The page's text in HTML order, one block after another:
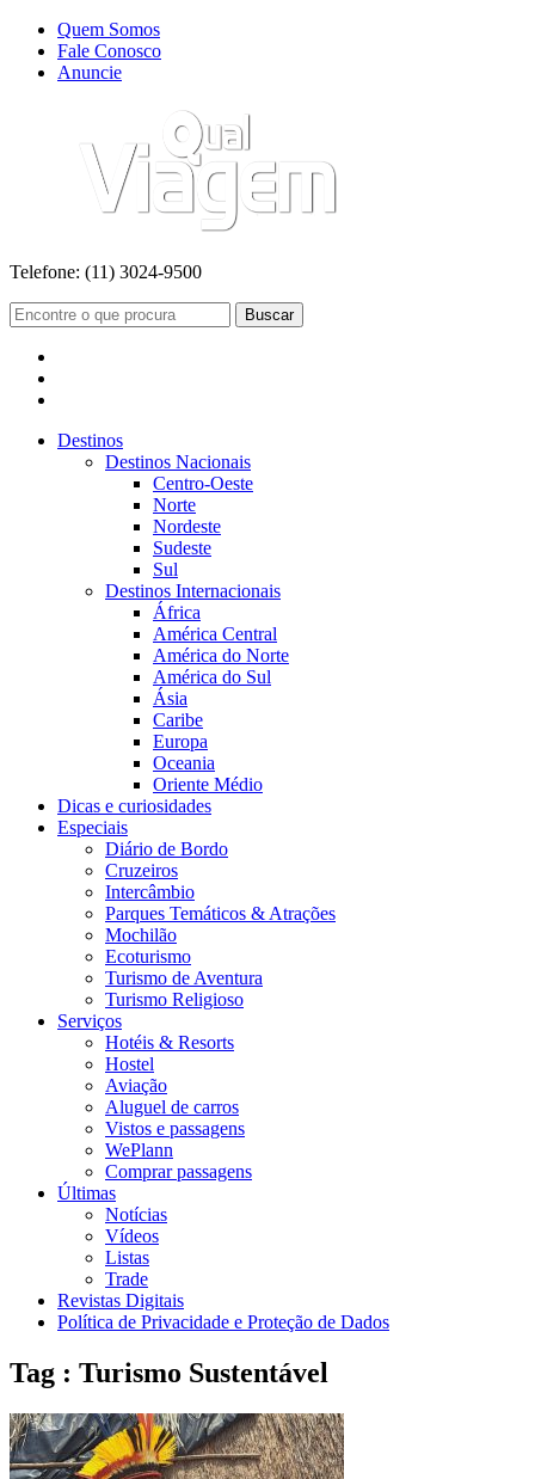
Quem Somos
Fale Conosco
Anuncie
Telefone: (11) 3024-9500
Buscar
Destinos
Destinos Nacionais
Centro-Oeste
Norte
Nordeste
Sudeste
Sul
Destinos Internacionais
África
América Central
América do Norte
América do Sul
Ásia
Caribe
Europa
Oceania
Oriente Médio
Dicas e curiosidades
Especiais
Diário de Bordo
Cruzeiros
Intercâmbio
Parques Temáticos & Atrações
Mochilão
Ecoturismo
Turismo de Aventura
Turismo Religioso
Serviços
Hotéis & Resorts
Hostel
Aviação
Aluguel de carros
Vistos e passagens
WePlann
Comprar passagens
Últimas
Notícias
Vídeos
Listas
Trade
Revistas Digitais
Política de Privacidade e Proteção de Dados
Tag : Turismo Sustentável